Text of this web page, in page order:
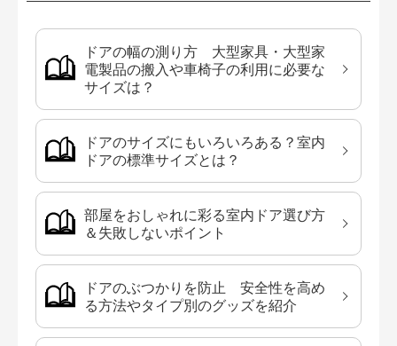
ドアの幅の測り方 大型家具・大型家
電製品の搬入や車椅子の利用に必要な
サイズは？
ドアのサイズにもいろいろある？室内
ドアの標準サイズとは？
部屋をおしゃれに彩る室内ドア選び方
＆失敗しないポイント
ドアのぶつかりを防止 安全性を高め
る方法やタイプ別のグッズを紹介